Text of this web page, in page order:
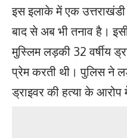
इस इलाके में एक
बाद से अब भी तनाव है।
मुस्लिम लड़की 32 वर्षीय
प्रेम करती थी। पुलिस ने
ड्राइवर की हत्या के आरोप